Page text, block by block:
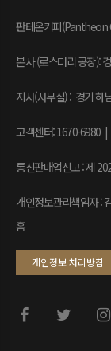
판테온커피(Pantheon
본사 (로스터리 공장):
지사(사무실) : 경기 하
고객센터: 1670-6980
통신판매업신고 : 제
개인정보관리책임자
홈
개인정보 처리방침